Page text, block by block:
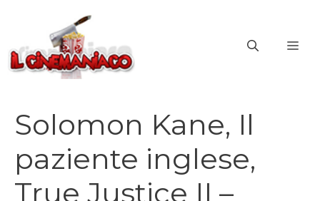
contenuto
Solomon Kane, Il
paziente inglese,
True Justice II –